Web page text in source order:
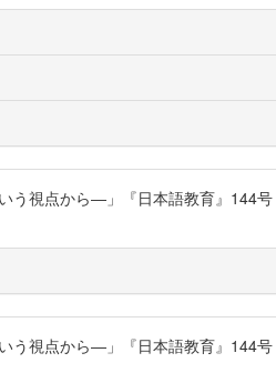
う視点から―」『日本語教育』144号
う視点から―」『日本語教育』144号